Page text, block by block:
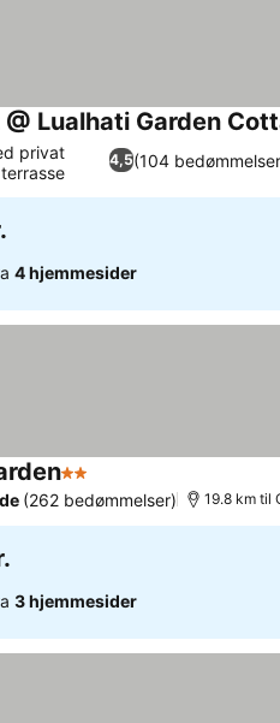
@ Lualhati Garden
4,5(104
privat
4 hjemmesider
2 Stjerner
(262 bedømmelser) 19.8 km til
3 hjemmesider